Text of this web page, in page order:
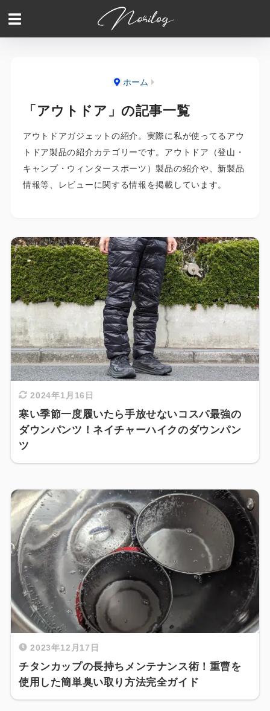
ホーム
「アウトドア」の記事一覧
アウトドアガジェットの紹介。実際に私が使ってるアウ
トドア製品の紹介カテゴリーです。アウトドア（登山・
キャンプ・ウィンタースポーツ）製品の紹介や、新製品
情報等、レビューに関する情報を掲載しています。
2024年1月16日
寒い季節一度履いたら手放せないコスパ最強の
ダウンパンツ！ネイチャーハイクのダウンパン
ツ
2023年12月17日
チタンカップの長持ちメンテナンス術！重曹を
使用した簡単臭い取り方法完全ガイド